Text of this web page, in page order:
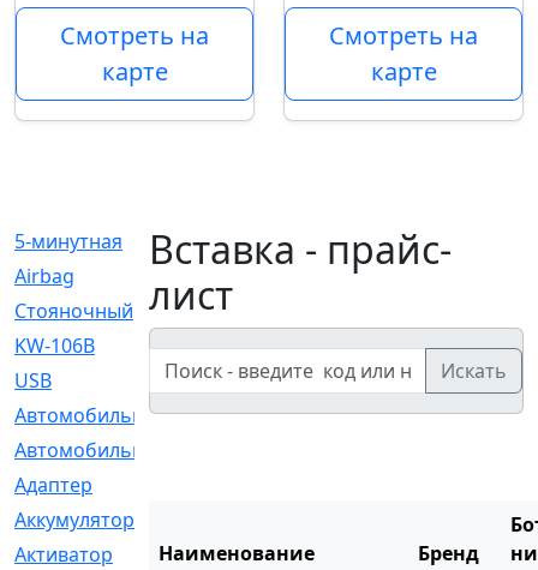
Смотреть на
карте
Смотреть на
карте
5-минутная
[1]
Airbag
Cтояночный
KW-106B
[0]
USB
[6]
Автомобильное
[6]
Автомобильный
Адаптер
Аккумулятор
Активатор
[1]
Вставка - прайс-
лист
Искать
Наименование Бренд